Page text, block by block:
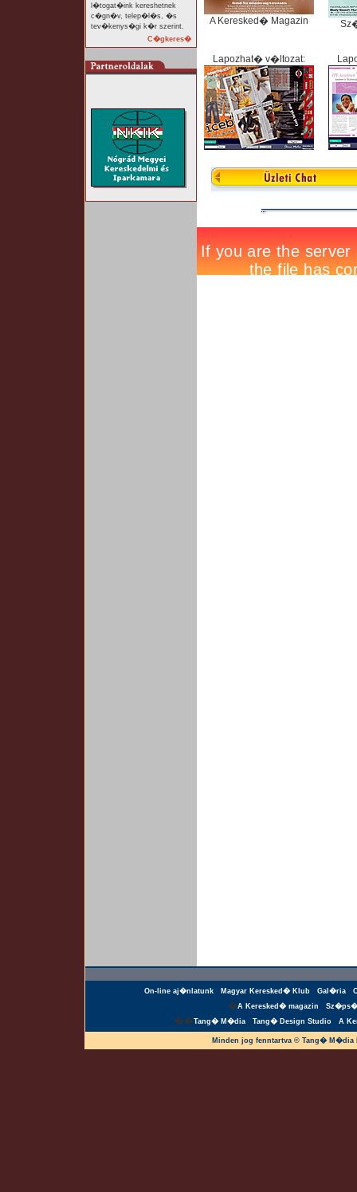
l�togat�ink kereshetnek
c�gn�v, telep�l�s, �s
tev�kenys�gi k�r szerint.
C�gkeres�
A Keresked� Magazin
Lapozhat� v�ltozat:
On-line aj�nlatunk Magyar Keresked� Klub Gal�ria
�A Keresked� magazin
��Tang� M�dia Tang� Design Studio A
Minden jog fenntartva © Tang�